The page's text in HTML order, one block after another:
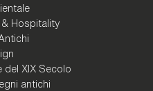
Hospitality
del XIX Secolo
antichi